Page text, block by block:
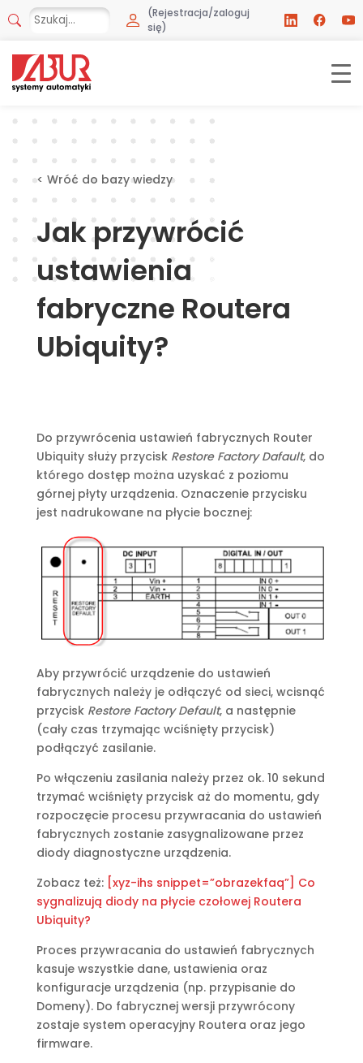
(Rejestracja/zaloguj
się)
< Wróć do bazy wiedzy
Jak przywrócić
ustawienia
fabryczne Routera
Ubiquity?
Do przywrócenia ustawień fabrycznych Router
Ubiquity służy przycisk Restore Factory Dafault, do
którego dostęp można uzyskać z poziomu
górnej płyty urządzenia. Oznaczenie przycisku
jest nadrukowane na płycie bocznej:
Aby przywrócić urządzenie do ustawień
fabrycznych należy je odłączyć od sieci, wcisnąć
przycisk Restore Factory Default, a następnie
(cały czas trzymając wciśnięty przycisk)
podłączyć zasilanie.
Po włączeniu zasilania należy przez ok. 10 sekund
trzymać wciśnięty przycisk aż do momentu, gdy
rozpoczęcie procesu przywracania do ustawień
fabrycznych zostanie zasygnalizowane przez
diody diagnostyczne urządzenia.
Zobacz też: [xyz-ihs snippet=”obrazekfaq”] Co
sygnalizują diody na płycie czołowej Routera
Ubiquity?
Proces przywracania do ustawień fabrycznych
kasuje wszystkie dane, ustawienia oraz
konfiguracje urządzenia (np. przypisanie do
Domeny). Do fabrycznej wersji przywrócony
zostaje system operacyjny Routera oraz jego
firmware.